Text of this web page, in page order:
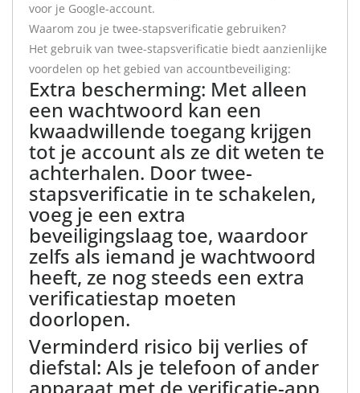
voor je Google-account.
Waarom zou je twee-stapsverificatie gebruiken?
Het gebruik van twee-stapsverificatie biedt aanzienlijke
voordelen op het gebied van accountbeveiliging:
Extra bescherming: Met alleen
een wachtwoord kan een
kwaadwillende toegang krijgen
tot je account als ze dit weten te
achterhalen. Door twee-
stapsverificatie in te schakelen,
voeg je een extra
beveiligingslaag toe, waardoor
zelfs als iemand je wachtwoord
heeft, ze nog steeds een extra
verificatiestap moeten
doorlopen.
Verminderd risico bij verlies of
diefstal: Als je telefoon of ander